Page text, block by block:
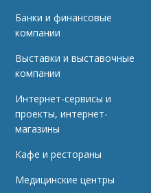
Банки и финансовые
компании
Выставки и выставочные
компании
Интернет-сервисы и
проекты, интернет-
магазины
Кафе и рестораны
Медицинские центры